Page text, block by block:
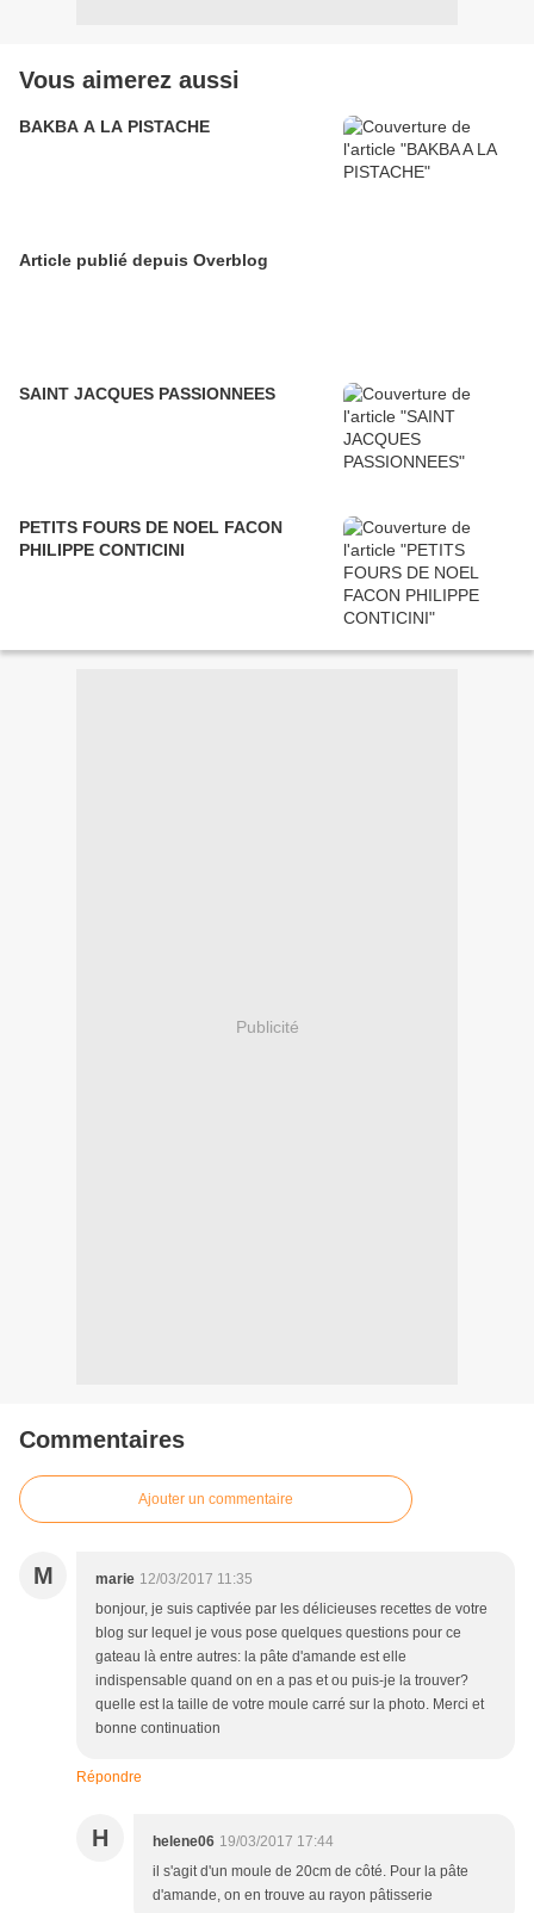
Vous aimerez aussi
BAKBA A LA PISTACHE
Article publié depuis Overblog
SAINT JACQUES PASSIONNEES
PETITS FOURS DE NOEL FACON
PHILIPPE CONTICINI
Publicité
Commentaires
Ajouter un commentaire
M marie 12/03/2017 11:35
bonjour, je suis captivée par les délicieuses recettes de votre
blog sur lequel je vous pose quelques questions pour ce
gateau là entre autres: la pâte d'amande est elle
indispensable quand on en a pas et ou puis-je la trouver?
quelle est la taille de votre moule carré sur la photo. Merci et
bonne continuation
Répondre
H helene06 19/03/2017 17:44
il s'agit d'un moule de 20cm de côté. Pour la pâte
d'amande, on en trouve au rayon pâtisserie